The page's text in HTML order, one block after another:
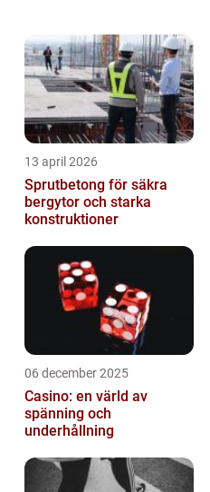
olika tjänster och
13 april 2026
Sprutbetong för säkra
bergytor och starka
konstruktioner
06 december 2025
Casino: en värld av
spänning och
underhållning